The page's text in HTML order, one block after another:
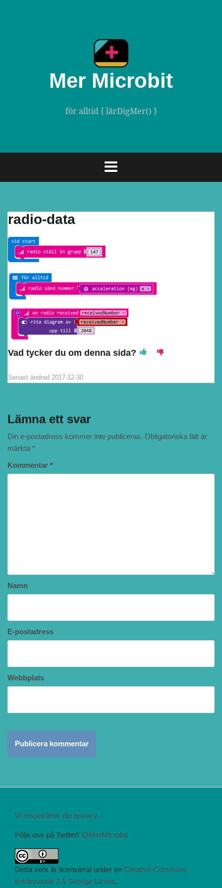
Mer Microbit
för alltid { lärDigMer() }
radio-data
Vad tycker du om denna sida?
Senast ändrad 2017-12-30
Lämna ett svar
Din e-postadress kommer inte publiceras. Obligatoriska fält är
märkta*
Kommentar *
Namn
E-postadress
Webbplats
Vi respekterar din privacy.
Följa oss på Twitter! @MerMicrobit
Detta verk är licensierat under en Creative Commons
Erkännande 2.5 Sverige Licens.